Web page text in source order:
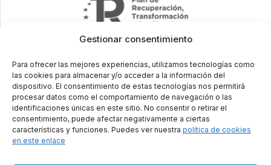
Gestionar consentimiento
Para ofrecer las mejores experiencias, utilizamos tecnologías como
las cookies para almacenar y/o acceder a la información del
dispositivo. El consentimiento de estas tecnologías nos permitirá
procesar datos como el comportamiento de navegación o las
identificaciones únicas en este sitio. No consentir o retirar el
consentimiento, puede afectar negativamente a ciertas
características y funciones. Puedes ver nuestra política de cookies
en este enlace
Aviso Legal Política de Privacidad Política de Cookies
© 2026 Ristorante Pizzeria La Luna . All rights reserved.